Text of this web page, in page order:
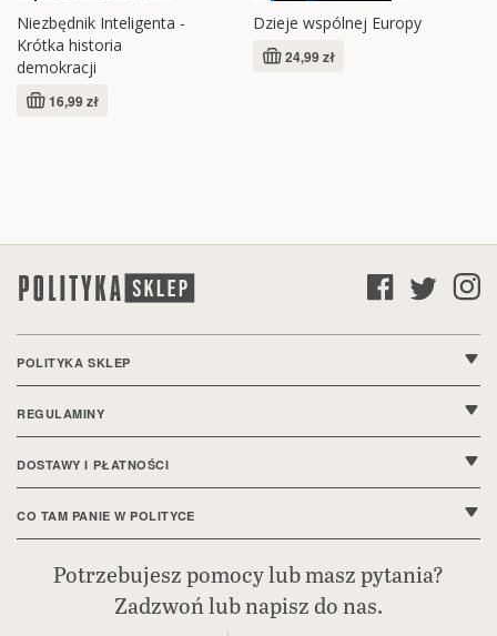
Niezbędnik Inteligenta -
Krótka historia
demokracji
16,99 zł
Dzieje wspólnej Europy
24,99 zł
Potrzebujesz pomocy lub masz pytania?
Zadzwoń lub napisz do nas.
POLITYKA SKLEP
REGULAMINY
Regulamin sklepu
Polityka prywatności
Deklaracja dostępności
DOSTAWY I PŁATNOŚCI
Wysyłki i dostawy
Sposoby płatności
Reklamacje i zwroty
CO TAM PANIE W POLITYCE
Bieżące wydanie
Polityka.pl